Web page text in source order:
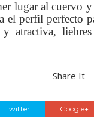
lugar al cuervo
el perfil perfecto
y atractiva,
— Share It
Twitter Google+